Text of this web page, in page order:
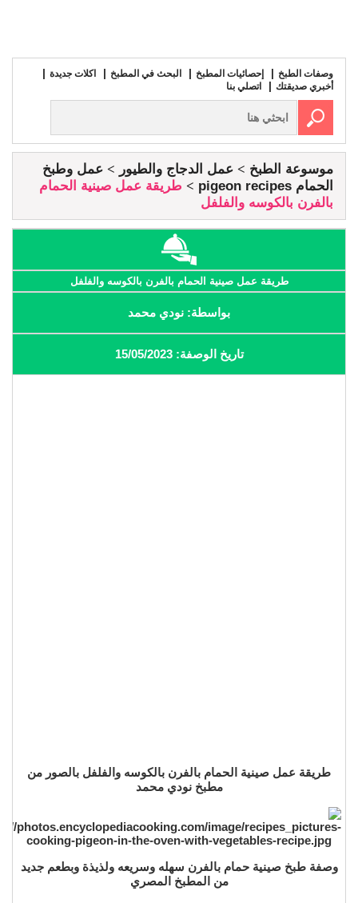
وصفات الطبخ إحصائيات المطبخ البحث في المطبخ
اكلات جديدة
أخبري صديقتك
اتصلي بنا
موسوعة الطبخ عمل الدجاج والطيور
عمل وطبخ
الحمام pigeon recipes
طريقة عمل صينية الحمام
بالفرن بالكوسه والفلفل
طريقة عمل صينية الحمام بالفرن بالكوسه والفلفل
بواسطة: نودي محمد
تاريخ الوصفة: 15/05/2023
طريقة عمل صينية الحمام بالفرن بالكوسه والفلفل بالصور من
مطبخ نودي محمد
وصفة طبخ صينية حمام بالفرن سهله وسريعه ولذيذة وبطعم جديد
من المطبخ المصري